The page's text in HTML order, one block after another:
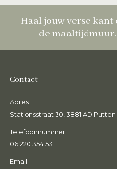
Haal jouw verse
de
Contact
Adres
Stationsstraat 30, 3881 AD Putten
Telefoonnummer
06 220 354 53
Email